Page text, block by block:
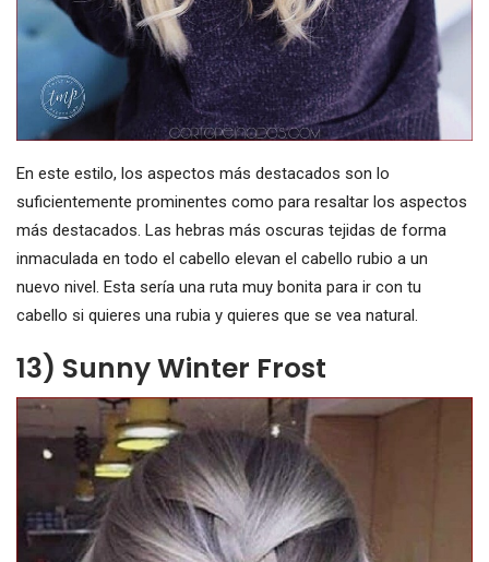
En este estilo, los aspectos más destacados son lo
suficientemente prominentes como para resaltar los aspectos
más destacados. Las hebras más oscuras tejidas de forma
inmaculada en todo el cabello elevan el cabello rubio a un
nuevo nivel. Esta sería una ruta muy bonita para ir con tu
cabello si quieres una rubia y quieres que se vea natural.
13) Sunny Winter Frost